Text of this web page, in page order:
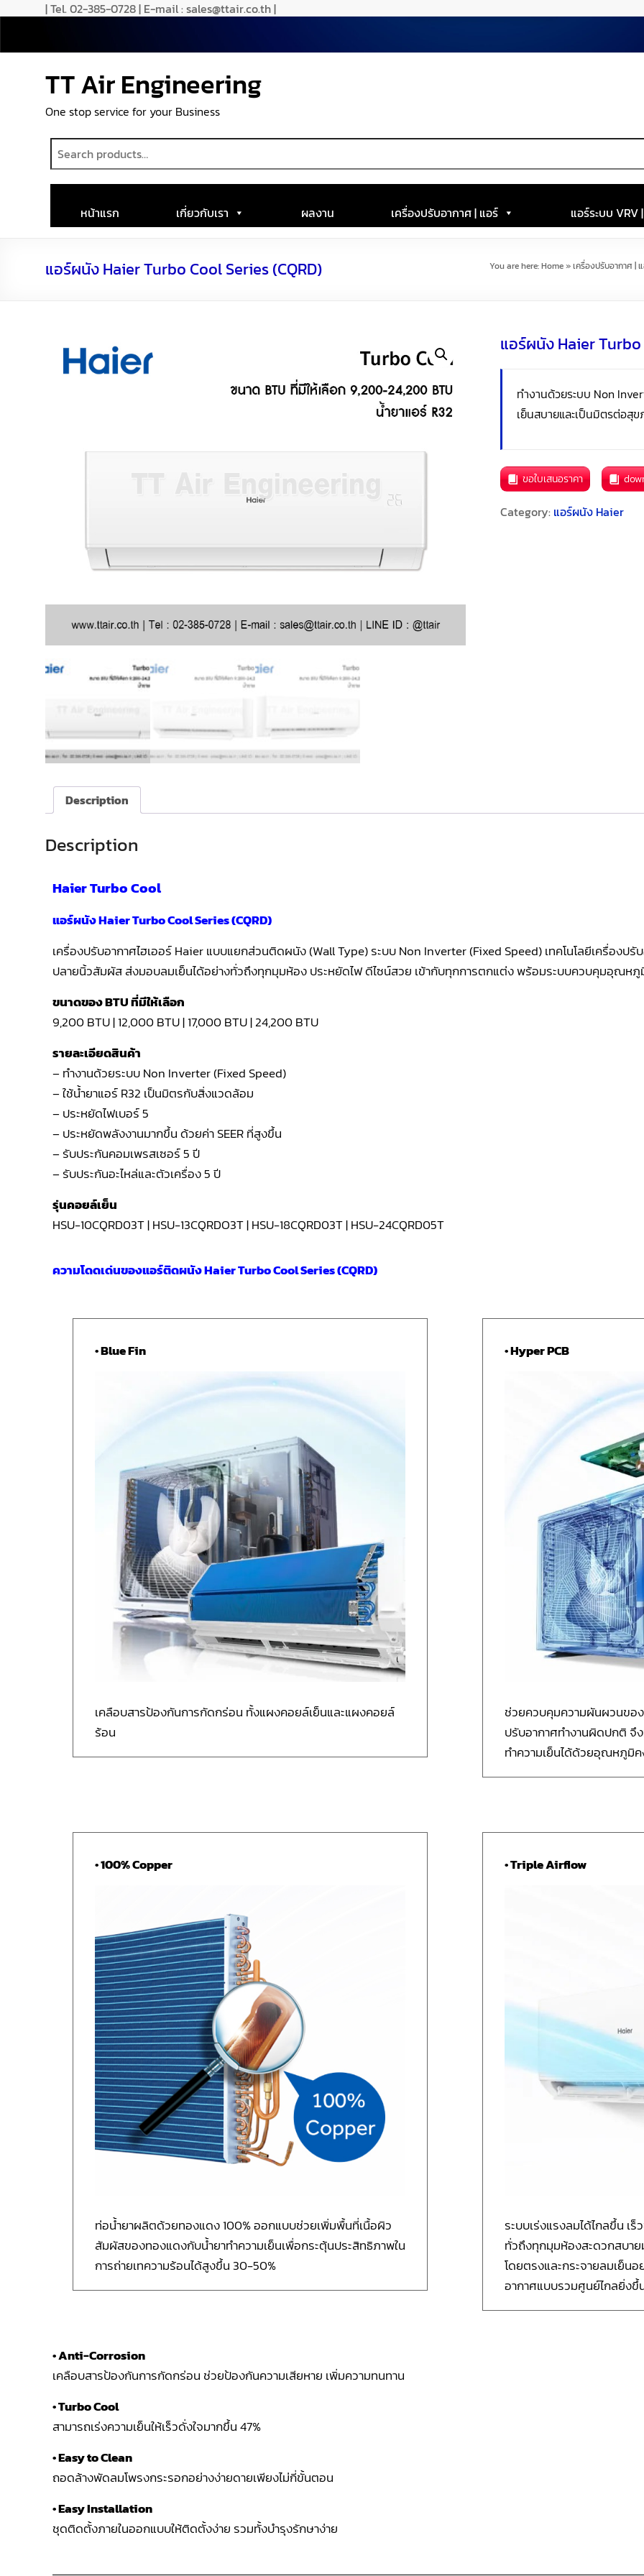
| Tel. 02-385-0728 | E-mail : sales@ttair.co.th |
TT Air Engineering
One stop service for your Business
หน้าแรก เกี่ยวกับเรา ผลงาน เครื่องปรับอากาศ | แอร์ แอร์ระบบ VRV
แอร์ผนัง Haier Turbo Cool Series (CQRD) You are here:Home»เครื่องปรับอากาศ |
แอร์ผนัง Haier Turbo
ทำงานด้วยระบบ Non
เย็นสบายและเป็นมิตรต่อสุ
ขอใบเสนอราคา
Category: แอร์ผนัง Haier
Description
Description
Haier Turbo Cool
แอร์ผนัง Haier Turbo Cool Series (CQRD)
เครื่องปรับอากาศไฮเออร์ Haier แบบแยกส่วนติดผนัง (Wall Type) ระบบ Non Inverter (Fixed Speed) เทคโนโลยีเครื่องป
ปลายนิ้วสัมผัส ส่งมอบลมเย็นได้อย่างทั่วถึงทุกมุมห้อง ประหยัดไฟ ดีไซน์สวย เข้ากับทุกการตกแต่ง พร้อมระบบควบคุมอุณหภู
ขนาดของ BTU ที่มีให้เลือก
9,200 BTU | 12,000 BTU | 17,000 BTU | 24,200 BTU
รายละเอียดสินค้า
– ทำงานด้วยระบบ Non Inverter (Fixed Speed)
– ใช้น้ำยาแอร์ R32 เป็นมิตรกับสิ่งแวดล้อม
– ประหยัดไฟเบอร์ 5
– ประหยัดพลังงานมากขึ้น ด้วยค่า SEER ที่สูงขึ้น
– รับประกันคอมเพรสเซอร์ 5 ปี
– รับประกันอะไหล่และตัวเครื่อง 5 ปี
รุ่นคอยล์เย็น
HSU-10CQRD03T | HSU-13CQRDO3T | HSU-18CQRD03T | HSU-24CQRD05T
ความโดดเด่นของแอร์ติดผนัง Haier Turbo Cool Series (CQRD)
• Blue Fin
เคลือบสารป้องกันการกัดกร่อน ทั้งแผงคอยล์เย็นและแผงคอยล์
ร้อน
• Hyper PCB
ช่วยควบคุมความผันผวนขอ
ปรับอากาศทำงานผิดปกติ จึง
ทำความเย็นได้ด้วยอุณหภูมิค
• 100% Copper
ท่อน้ำยาผลิตด้วยทองแดง 100% ออกแบบช่วยเพิ่มพื้นที่เนื้อผิว
สัมผัสของทองแดงกับน้ำยาทำความเย็นเพื่อกระตุ้นประสิทธิภาพใน
การถ่ายเทความร้อนได้สูงขึ้น 30-50%
• Triple Airflow
ระบบเร่งแรงลมได้ไกลขึ้น เ
ทั่วถึงทุกมุมห้องสะดวกสบาย
โดยตรงและกระจายลมเย็น
อากาศแบบรวมศูนย์ไกลยิ่ง
• Anti-Corrosion
เคลือบสารป้องกันการกัดกร่อน ช่วยป้องกันความเสียหาย เพิ่มความทนทาน
• Turbo Cool
สามารถเร่งความเย็นให้เร็วดั่งใจมากขึ้น 47%
• Easy to Clean
ถอดล้างพัดลมโพรงกระรอกอย่างง่ายดายเพียงไม่กี่ขั้นตอน
• Easy Installation
ชุดติดตั้งภายในออกแบบให้ติดตั้งง่าย รวมทั้งบำรุงรักษาง่าย